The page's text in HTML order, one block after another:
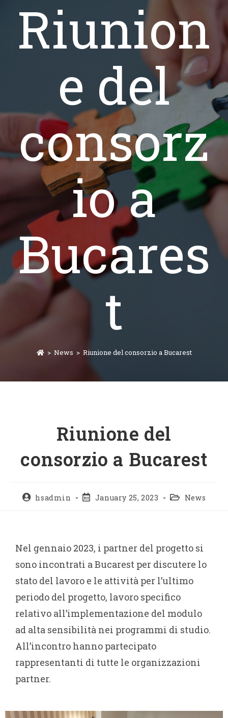
Riunion
e del
consorz
io a
Bucares
t
> News > Riunione del consorzio a Bucarest
Riunione del
consorzio a Bucarest
hsadmin January 25, 2023 News
Nel gennaio 2023, i partner del progetto si
sono incontrati a Bucarest per discutere lo
stato del lavoro e le attività per l’ultimo
periodo del progetto, lavoro specifico
relativo all’implementazione del modulo
ad alta sensibilità nei programmi di studio.
All’incontro hanno partecipato
rappresentanti di tutte le organizzazioni
partner.